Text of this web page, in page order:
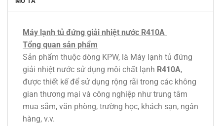
Máy lạnh tủ đứng giải nhiệt nước R410A
Tổng quan sản phẩm
Sản phẩm thuộc dòng KPW, là Máy lạnh tủ đứng
giải nhiệt nước sử dụng môi chất lạnh R410A,
được thiết kế để sử dụng rộng rãi trong các không
gian thương mại và công nghiệp như trung tâm
mua sắm, văn phòng, trường học, khách sạn, ngân
hàng, v.v.